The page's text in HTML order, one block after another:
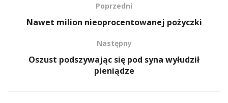
Poprzedni
Nawet milion nieoprocentowanej pożyczki
Następny
Oszust podszywając się pod syna wyłudził
pieniądze